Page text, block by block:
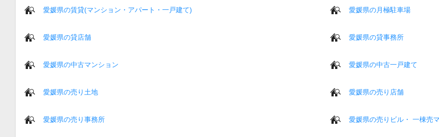
愛媛県の賃貸(マンション・アパート・一戸建て) 愛媛県の月極駐車場
愛媛県の貸店舗 愛媛県の貸事務所
愛媛県の中古マンション 愛媛県の中古一戸建て
愛媛県の売り土地 愛媛県の売り店舗
愛媛県の売り事務所 愛媛県の売りビル・ 一棟売